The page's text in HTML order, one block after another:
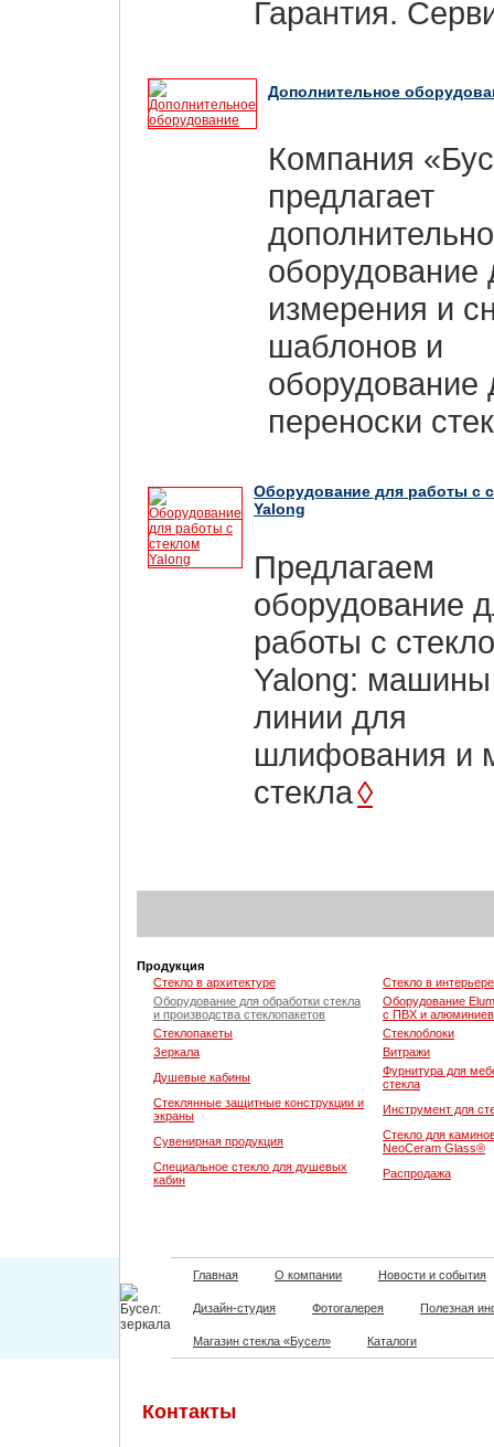
Гарантия.
Дополнительное
Компания
предлагает
оборудование
измерения и
шаблонов и
оборудование
переноски
Оборудование для работы с
Yalong
Предлагаем
оборудование
работы с
Yalong:
линии для
шлифования и
стекла◊
Продукция
Стекло в архитектуре
Стекло в интерьере
Оборудование для обработки стекла
и производства стеклопакетов
Оборудование
с ПВХ и
Стеклопакеты
Стеклоблоки
Зеркала
Витражи
Душевые кабины
Фурнитура для
стекла
Стеклянные защитные конструкции и
экраны
Инструмент для
Сувенирная продукция
Стекло для
NeoCeram Glass®
Специальное стекло для душевых
кабин
Распродажа
Главная О компании Новости и события
Дизайн-студия Фотогалерея Полезная
Магазин стекла «Бусел» Каталоги
Контакты